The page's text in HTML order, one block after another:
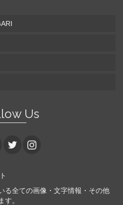
Us
る全ての画像・文字情報・その他
す。